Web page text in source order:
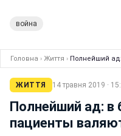
война
Головна › Життя › Полнейший
ЖИТТЯ 14 травня 2019 ·
Полнейший ад: в
пациенты